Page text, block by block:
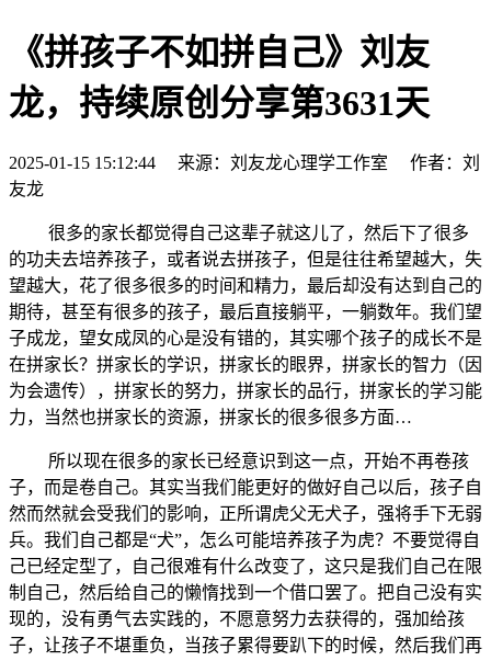
《拼孩子不如拼自己》刘友
龙，持续原创分享第3631天
2025-01-15 15:12:44 来源：刘友龙心理学工作室 作者：刘
友龙
很多的家长都觉得自己这辈子就这儿了，然后下了很多
的功夫去培养孩子，或者说去拼孩子，但是往往希望越大，失
望越大，花了很多很多的时间和精力，最后却没有达到自己的
期待，甚至有很多的孩子，最后直接躺平，一躺数年。我们望
子成龙，望女成凤的心是没有错的，其实哪个孩子的成长不是
在拼家长？拼家长的学识，拼家长的眼界，拼家长的智力（因
为会遗传），拼家长的努力，拼家长的品行，拼家长的学习能
力，当然也拼家长的资源，拼家长的很多很多方面…
所以现在很多的家长已经意识到这一点，开始不再卷孩
子，而是卷自己。其实当我们能更好的做好自己以后，孩子自
然而然就会受我们的影响，正所谓虎父无犬子，强将手下无弱
兵。我们自己都是“犬”，怎么可能培养孩子为虎？不要觉得自
己已经定型了，自己很难有什么改变了，这只是我们自己在限
制自己，然后给自己的懒惰找到一个借口罢了。把自己没有实
现的，没有勇气去实践的，不愿意努力去获得的，强加给孩
子，让孩子不堪重负，当孩子累得要趴下的时候，然后我们再